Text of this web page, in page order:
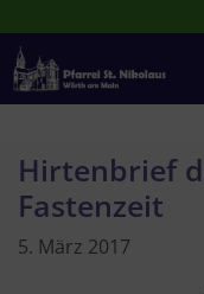
Inhalt
springen
Hirtenbrief
Fastenzeit
5. März 2017